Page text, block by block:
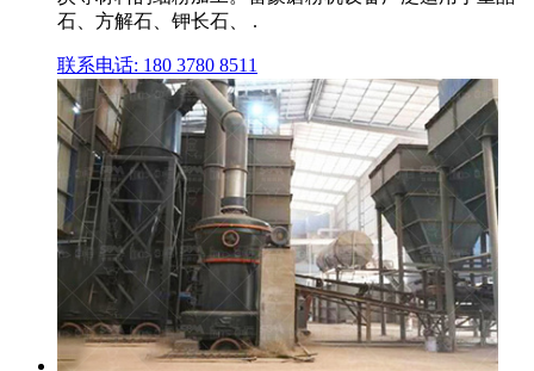
石、方解石、钾长石、 .
联系电话: 180 3780 8511